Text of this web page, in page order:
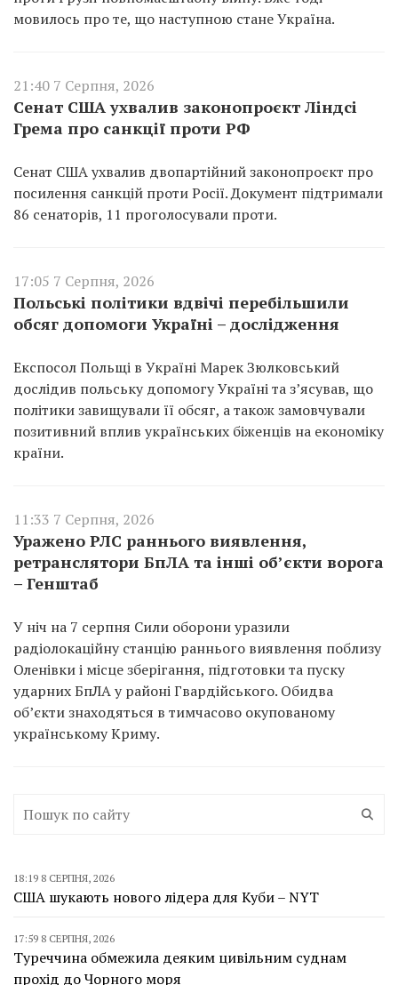
мовилось про те, що наступною стане Україна.
21:40 7 Серпня, 2026
Сенат США ухвалив законопроєкт Ліндсі
Грема про санкції проти РФ
Сенат США ухвалив двопартійний законопроєкт про
посилення санкцій проти Росії. Документ підтримали
86 сенаторів, 11 проголосували проти.
17:05 7 Серпня, 2026
Польські політики вдвічі перебільшили
обсяг допомоги Україні – дослідження
Експосол Польщі в Україні Марек Зюлковський
дослідив польську допомогу Україні та з’ясував, що
політики завищували її обсяг, а також замовчували
позитивний вплив українських біженців на економіку
країни.
11:33 7 Серпня, 2026
Уражено РЛС раннього виявлення,
ретранслятори БпЛА та інші об’єкти ворога
– Генштаб
У ніч на 7 серпня Сили оборони уразили
радіолокаційну станцію раннього виявлення поблизу
Оленівки і місце зберігання, підготовки та пуску
ударних БпЛА у районі Гвардійського. Обидва
об’єкти знаходяться в тимчасово окупованому
українському Криму.
18:19 8 СЕРПНЯ, 2026
США шукають нового лідера для Куби – NYT
17:59 8 СЕРПНЯ, 2026
Туреччина обмежила деяким цивільним суднам
прохід до Чорного моря